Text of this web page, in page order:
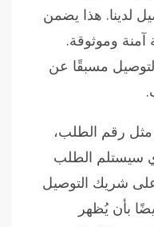
لدينا. هذا يضمن
وموثوقة.
مسبقًا عن
مثل رقم الطلب،
سيستلم الطلب
شريك التوصيل
بأن يُظهر